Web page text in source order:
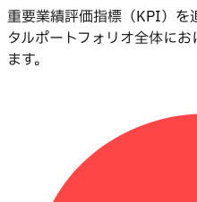
重要業績評価指標（KPI）を
タルポートフォリオ全体に
ます。